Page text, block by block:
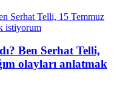
Ben Serhat Telli,
olayları anlatmak